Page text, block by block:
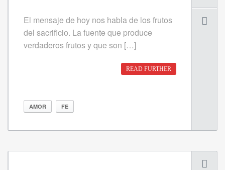
El mensaje de hoy nos habla de los frutos
del sacrificio. La fuente que produce
verdaderos frutos y que son […]
READ FURTHER
AMOR FE